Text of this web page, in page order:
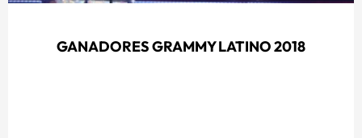
GANADORES GRAMMY LATINO 2018